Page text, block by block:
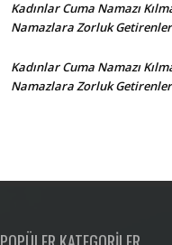
Kadınlar Cuma Namazı
Namazlara Zorluk
Kadınlar Cuma Namazı
Namazlara Zorluk